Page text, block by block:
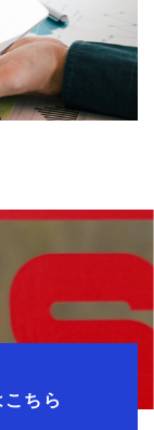
ちら